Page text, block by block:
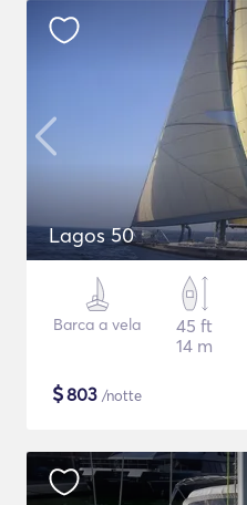
Lagos 50
Barca a vela
45 ft
14 m
$803 /notte